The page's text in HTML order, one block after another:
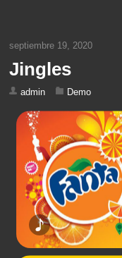
septiembre 19, 2020
Jingles
admin Demo